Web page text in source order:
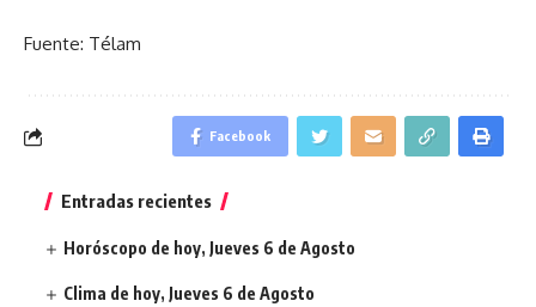
Fuente: Télam
Facebook
Entradas recientes
Horóscopo de hoy, Jueves 6 de Agosto
Clima de hoy, Jueves 6 de Agosto